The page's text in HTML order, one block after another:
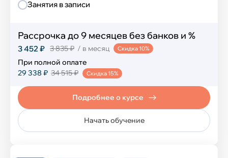
Занятия в записи
Рассрочка до 9 месяцев без банков и %
3 452 ₽ 3 835 ₽ / в месяц Скидка 10%
При полной оплате
29 338 ₽ 34 515 ₽ Скидка 15%
Начать обучение
Подробнее о курсе